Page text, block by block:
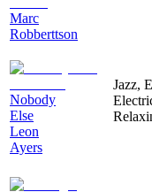
Marc
Robberttson
Nobody
Else
Leon
Ayers
Jazz,